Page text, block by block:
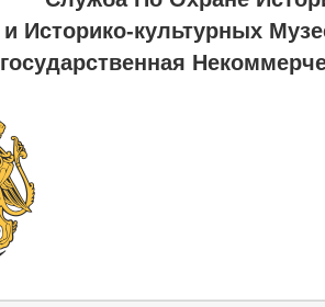
и Историко-культурных
государственная